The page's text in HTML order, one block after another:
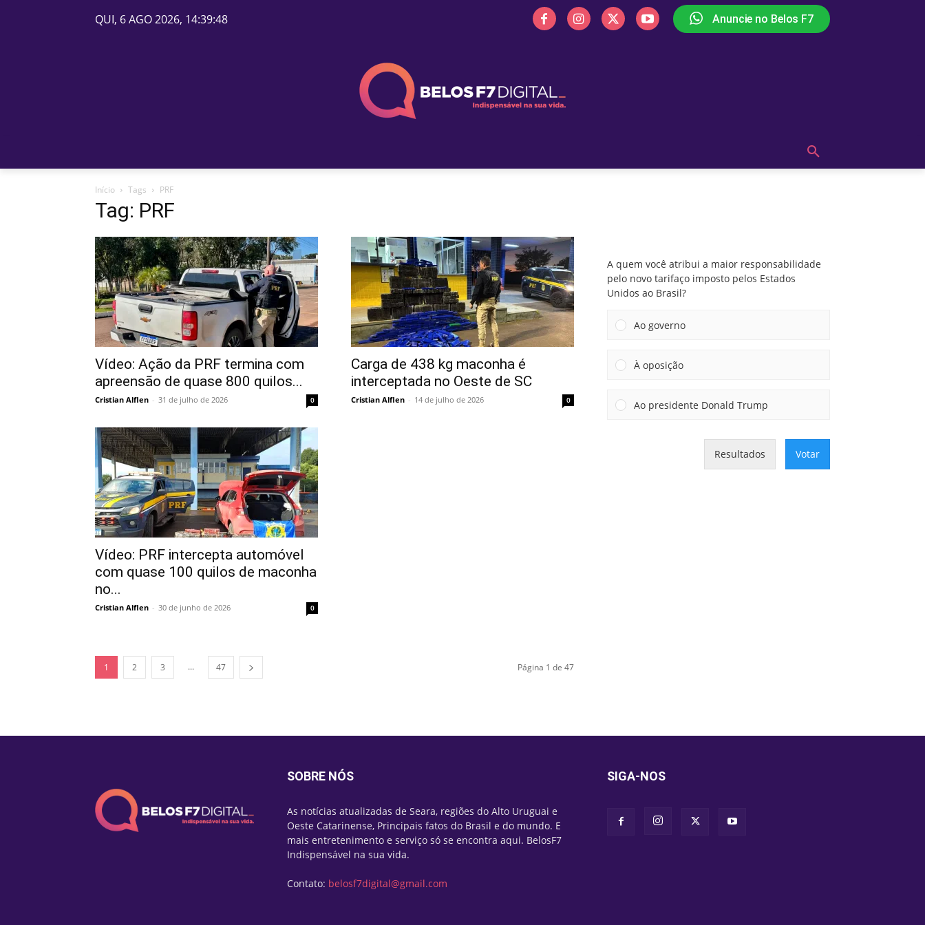
QUI, 6 AGO 2026, 14:39:48 Anuncie no Belos F7
Início Tags PRF
Tag: PRF
Vídeo: Ação da PRF termina com
apreensão de quase 800 quilos...
Cristian Alflen - 31 de julho de 2026 0
Carga de 438 kg maconha é
interceptada no Oeste de SC
Cristian Alflen - 14 de julho de 2026 0
Vídeo: PRF intercepta automóvel
com quase 100 quilos de maconha
no...
Cristian Alflen - 30 de junho de 2026 0
1 2 3 ... 47 Página 1 de 47
A quem você atribui a maior responsabilidade
pelo novo tarifaço imposto pelos Estados
Unidos ao Brasil?
Ao governo
À oposição
Ao presidente Donald Trump
Resultados Votar
SOBRE NÓS
As notícias atualizadas de Seara, regiões do Alto Uruguai e
Oeste Catarinense, Principais fatos do Brasil e do mundo. E
mais entretenimento e serviço só se encontra aqui. BelosF7
Indispensável na sua vida.
Contato: belosf7digital@gmail.com
SIGA-NOS